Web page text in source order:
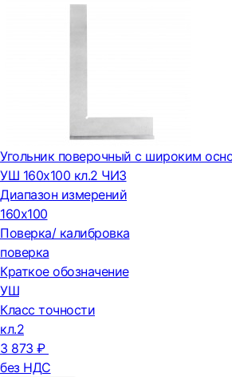
Угольник поверочный с широким
УШ 160х100 кл.2 ЧИЗ
Диапазон измерений
160х100
Поверка/ калибровка
поверка
Краткое обозначение
УШ
Класс точности
кл.2
3 873 ₽
без НДС